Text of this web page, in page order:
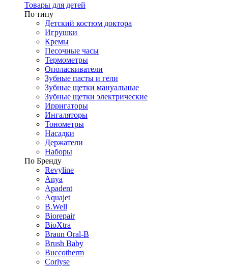
Товары для детей
По типу
Детский костюм доктора
Игрушки
Кремы
Песочные часы
Термометры
Ополаскиватели
Зубные пасты и гели
Зубные щетки мануальные
Зубные щетки электрические
Ирригаторы
Ингаляторы
Тонометры
Насадки
Держатели
Наборы
По Бренду
Revyline
Anya
Apadent
Aquajet
B.Well
Biorepair
BioXtra
Braun Oral-B
Brush Baby
Buccotherm
Corlyse